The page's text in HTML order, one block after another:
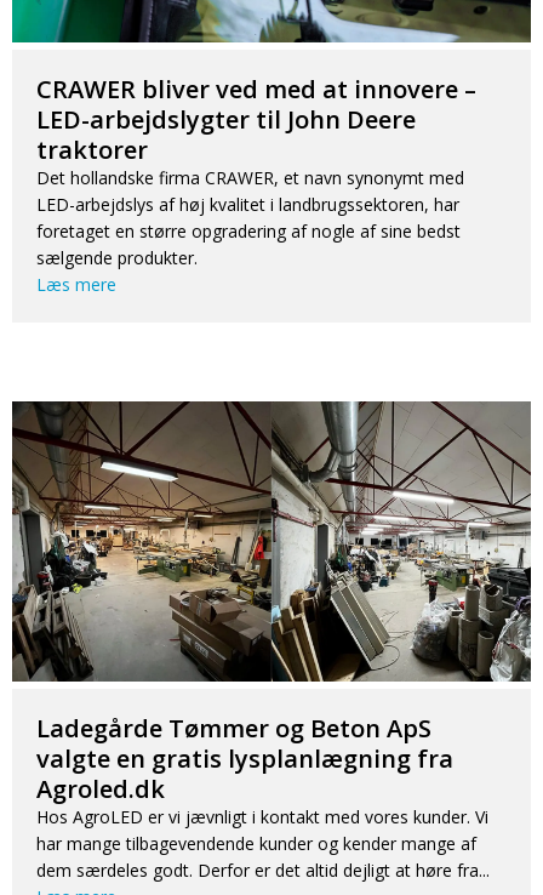
CRAWER bliver ved med at innovere –
LED-arbejdslygter til John Deere
traktorer
Det hollandske firma CRAWER, et navn synonymt med
LED-arbejdslys af høj kvalitet i landbrugssektoren, har
foretaget en større opgradering af nogle af sine bedst
sælgende produkter.
Læs mere
Ladegårde Tømmer og Beton ApS
valgte en gratis lysplanlægning fra
Agroled.dk
Hos AgroLED er vi jævnligt i kontakt med vores kunder. Vi
har mange tilbagevendende kunder og kender mange af
dem særdeles godt. Derfor er det altid dejligt at høre fra...